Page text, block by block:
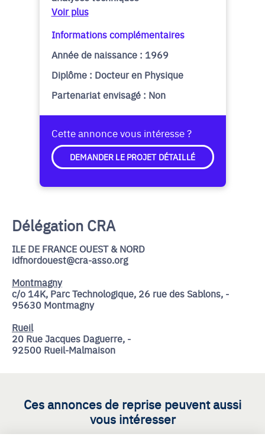
Voir plus
Informations complémentaires
Année de naissance : 1969
Diplôme : Docteur en Physique
Partenariat envisagé : Non
Cette annonce vous intéresse ?
DEMANDER LE PROJET DÉTAILLÉ
Délégation CRA
ILE DE FRANCE OUEST & NORD
idfnordouest@cra-asso.org
Montmagny
c/o 14K, Parc Technologique, 26 rue des Sablons, -
95630 Montmagny
Rueil
20 Rue Jacques Daguerre, -
92500 Rueil-Malmaison
Ces annonces de reprise peuvent aussi
vous intéresser